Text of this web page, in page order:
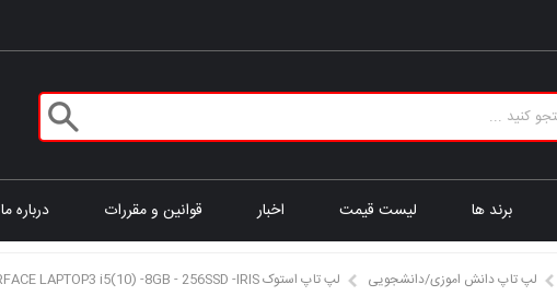
برند ها لیست قیمت اخبار قوانین و مقررات درباره ما
لپ تاپ دانش اموزی/دانشجویی لپ تاپ استوک SURFACE LAPTOP3 i5(10) -8GB - 256SSD -IRIS